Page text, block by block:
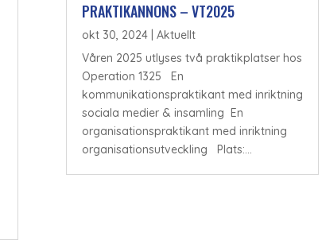
PRAKTIKANNONS – VT2025
okt 30, 2024| Aktuellt
Våren 2025 utlyses två praktikplatser hos
Operation 1325 En
kommunikationspraktikant med inriktning
sociala medier & insamling En
organisationspraktikant med inriktning
organisationsutveckling Plats:...